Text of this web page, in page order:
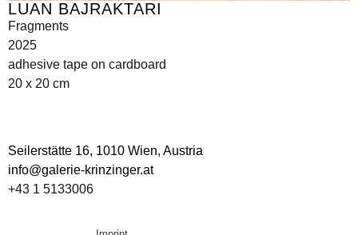
LUAN BAJRAKTARI
Fragments
2025
adhesive tape on cardboard
20 x 20 cm
Seilerstätte 16, 1010 Wien, Austria
info@galerie-krinzinger.at
+43 1 5133006